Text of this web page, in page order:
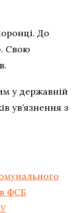
До
Свою
у державній
ув’язнення з
ФСБ